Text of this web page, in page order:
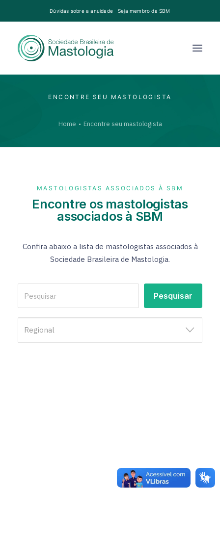
Dúvidas sobre a anuidade Seja membro da SBM
ENCONTRE SEU MASTOLOGISTA
Home Encontre seu mastologista
MASTOLOGISTAS ASSOCIADOS À SBM
Encontre os mastologistas
associados à SBM
Confira abaixo a lista de mastologistas associados à
Sociedade Brasileira de Mastologia.
Regional